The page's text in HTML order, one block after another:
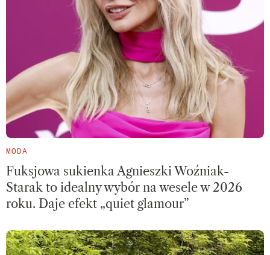
MODA
Fuksjowa sukienka Agnieszki Woźniak-
Starak to idealny wybór na wesele w 2026
roku. Daje efekt „quiet glamour”